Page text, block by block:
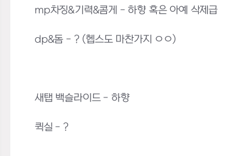
mp차징&기력&콤게 - 하향 혹은 아예 삭제급
dp&돔 - ? (헵스도 마찬가지 ㅇㅇ)
새탭 백슬라이드 - 하향
퀵실 - ?